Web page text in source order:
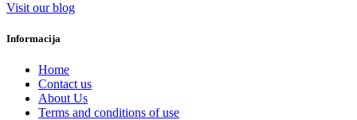
Visit our blog
Informacija
Home
Contact us
About Us
Terms and conditions of use